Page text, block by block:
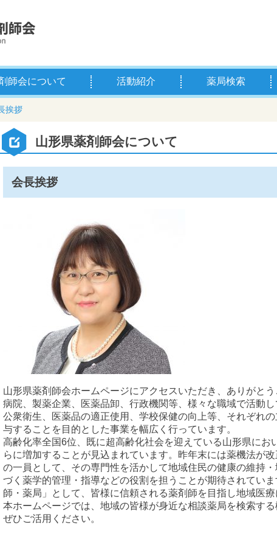
師会について 活動紹介 薬局検索
挨拶
山形県薬剤師会について
会長挨拶
山形県薬剤師会ホームページにアクセスいただき、ありがと
病院、製薬企業、医薬品卸、行政機関等、様々な職域で活動
公衆衛生、医薬品の適正使用、学校保健の向上等、それぞれ
与することを目的とした事業を幅広く行っています。
高齢化率全国6位、既に超高齢化社会を迎えている山形県にお
らに増加することが見込まれています。昨年末には薬機法が
の一員として、その専門性を活かして地域住民の健康の維持
づく薬学的管理・指導などの役割を担うことが期待されてい
師・薬局」として、皆様に信頼される薬剤師を目指し地域医療
本ホームページでは、地域の皆様が身近な相談薬局を検索す
ぜひご活用ください。